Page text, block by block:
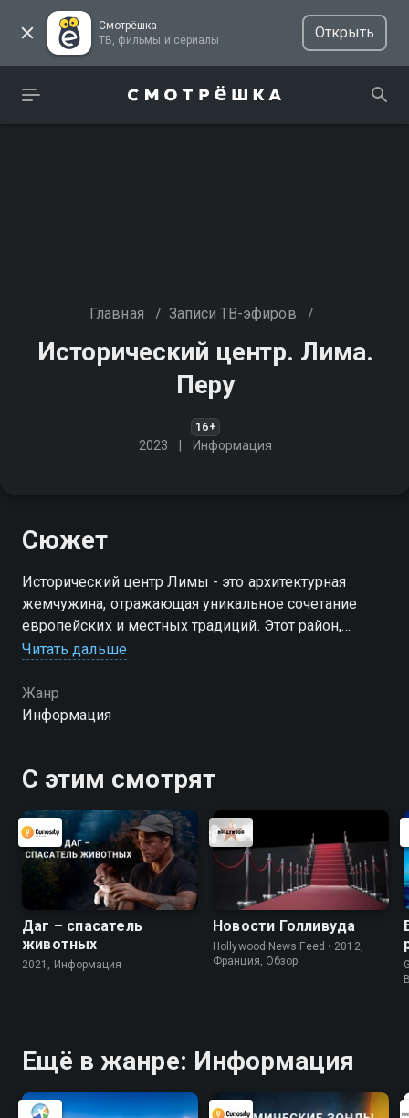
Смотрёшка
ТВ, фильмы и сериалы
Открыть
Главная / Записи ТВ-эфиров /
Исторический центр. Лима.
Перу
16+
2023 Информация
Сюжет
Исторический центр Лимы - это архитектурная
жемчужина, отражающая уникальное сочетание
европейских и местных традиций. Этот район,
входящий в список Всемирного наследия ЮНЕСКО,
Читать дальше
Жанр
Информация
С этим смотрят
Даг – спасатель
животных
2021, Информация
Новости Голливуда
Hollywood News Feed • 2012,
Франция, Обзор
Ещё в жанре: Информация